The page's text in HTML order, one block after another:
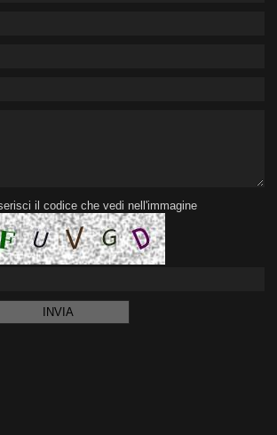
il codice che vedi nell'immagine